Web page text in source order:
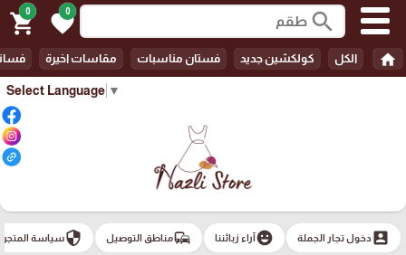
Select Language ▼
search
0
favorite
0
shopping_cart
home الكل كولكشين جديد فستان مناسبات مقاسات اخيرة
account_boxدخول تجار الجملة emoji_emotionsآراء زبائننا commuteمناطق التوصيل securityسياسة المتجر